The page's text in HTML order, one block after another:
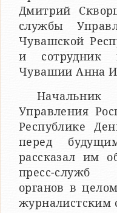
Дмитрий
службы
Чувашской
и сотрудник
Чувашии Анна
Управления
Республике
перед
рассказал им
пресс-служб
органов в
журналистским